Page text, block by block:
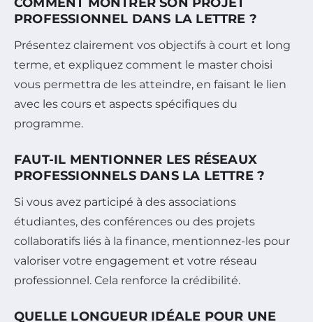
PROFESSIONNEL DANS LA LETTRE ?
Présentez clairement vos objectifs à court et long
terme, et expliquez comment le master choisi
vous permettra de les atteindre, en faisant le lien
avec les cours et aspects spécifiques du
programme.
FAUT-IL MENTIONNER LES RÉSEAUX
PROFESSIONNELS DANS LA LETTRE ?
Si vous avez participé à des associations
étudiantes, des conférences ou des projets
collaboratifs liés à la finance, mentionnez-les pour
valoriser votre engagement et votre réseau
professionnel. Cela renforce la crédibilité.
QUELLE LONGUEUR IDÉALE POUR UNE